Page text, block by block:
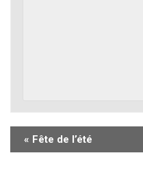
« Fête de l’été